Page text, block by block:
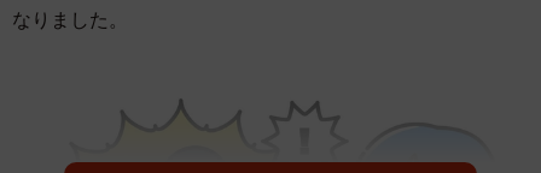
なりました。